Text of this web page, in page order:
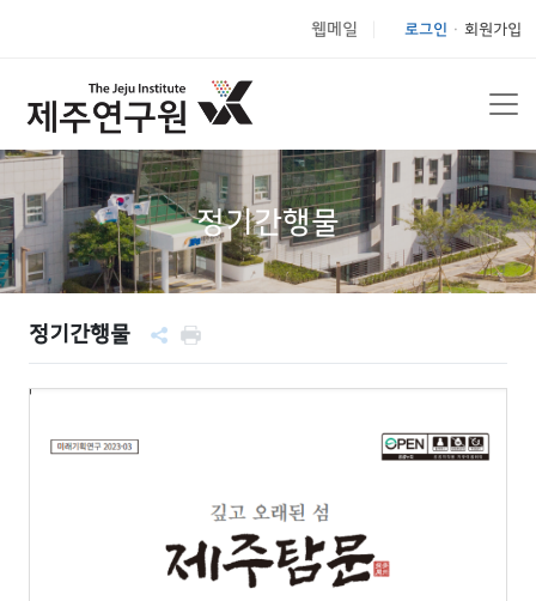
웹메일 로그인 회원가입
정기간행물
정기간행물